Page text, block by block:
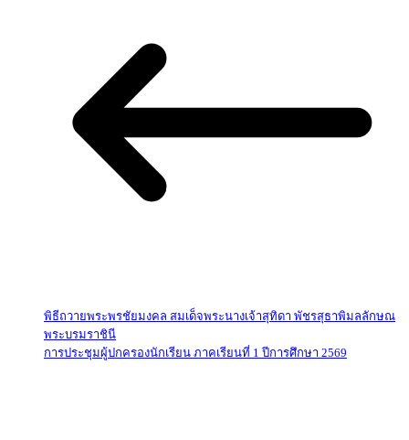
พิธีถวายพระพรชัยมงคล สมเด็จพระนางเจ้าสุทิดา พัชรสุธาพิมลลักษณ
พระบรมราชินี
การประชุมผู้ปกครองนักเรียน ภาคเรียนที่ 1 ปีการศึกษา 2569